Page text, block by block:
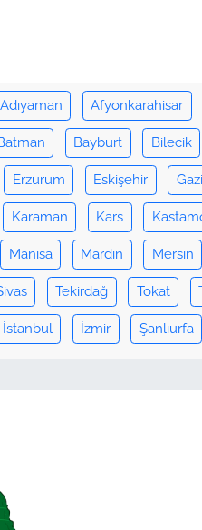
Adıyaman Afyonkarahisar
Bayburt Bilecik
Erzurum Eskişehir
Karaman Kars
Manisa Mardin Mersin
Tekirdağ Tokat
İstanbul İzmir Şanlıurfa